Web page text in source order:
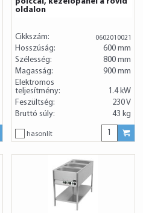
oldalon
Cikkszám: 0602010021
Hosszúság:
600 mm
Szélesség:
800 mm
Magasság:
900 mm
Elektromos
teljesítmény:
1.4 kW
Feszültség:
230 V
Bruttó súly:
43 kg
hasonlít